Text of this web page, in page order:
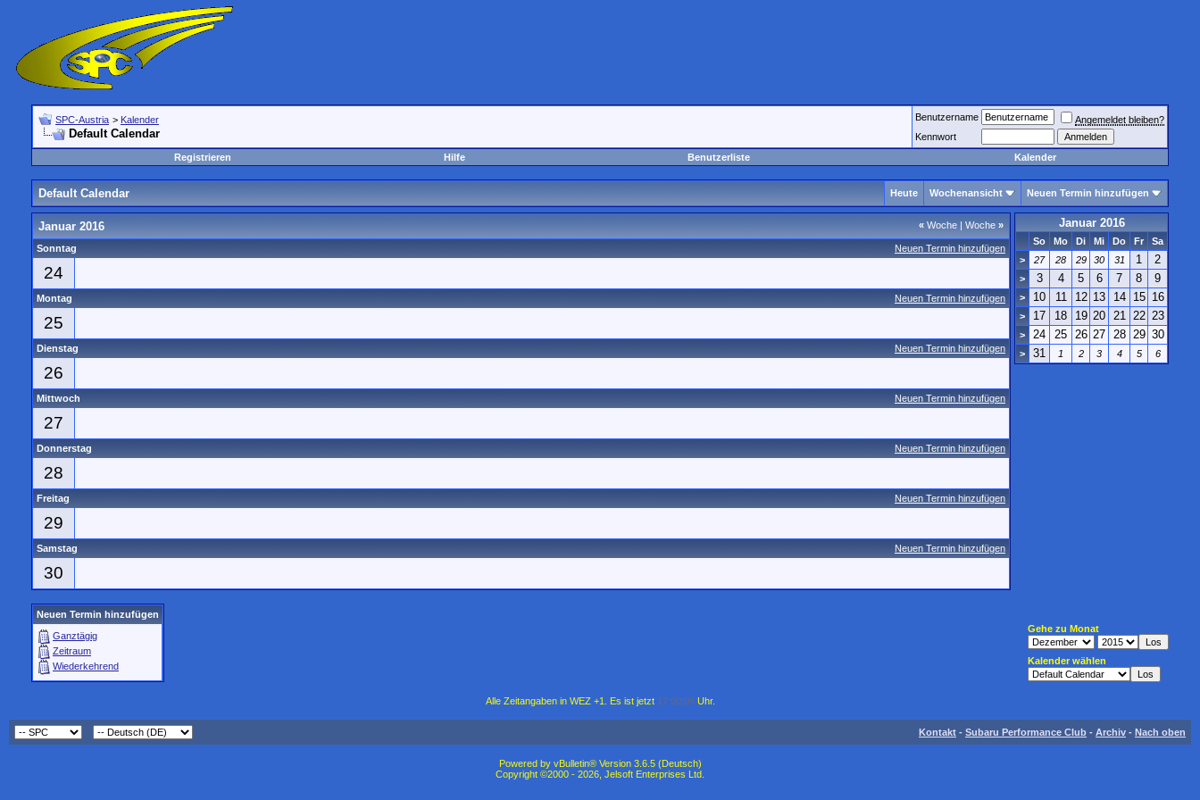
SPC-Austria > Kalender
Default Calendar
Benutzername
Angemeldet bleiben?
Kennwort
Registrieren
Hilfe Benutzerliste Kalender
Default Calendar Heute Wochenansicht Neuen Termin hinzufügen
« Woche | Woche »
Januar 2016
Neuen Termin hinzufügen
Sonntag
24
Neuen Termin hinzufügen
Montag
25
Neuen Termin hinzufügen
Dienstag
26
Neuen Termin hinzufügen
Mittwoch
27
Neuen Termin hinzufügen
Donnerstag
28
Neuen Termin hinzufügen
Freitag
29
Neuen Termin hinzufügen
Samstag
30
Januar 2016
So Mo Di Mi Do Fr
Sa
>
27 28 29 30 31 1 2
> 3 4 5 6 7 8 9
> 10 11 12 13 14 15 16
> 17 18 19 20 21 22 23
> 24 25 26 27 28 29 30
> 31 1 2 3 4 5 6
Neuen Termin hinzufügen
Ganztägig
Zeitraum
Wiederkehrend
Gehe zu Monat
Kalender wählen
Alle Zeitangaben in WEZ +1. Es ist jetzt 17:00:05Uhr.
Kontakt - Subaru Performance Club - Archiv - Nach oben
Powered by vBulletin® Version 3.6.5 (Deutsch)
Copyright ©2000 - 2026, Jelsoft Enterprises Ltd.